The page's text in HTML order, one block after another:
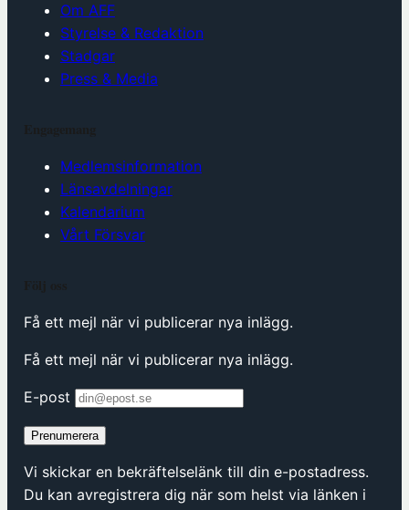
Om AFF
Styrelse & Redaktion
Stadgar
Press & Media
Medlemsinformation
Länsavdelningar
Kalendarium
Vårt Försvar
Få ett mejl när vi publicerar nya inlägg.
Få ett mejl när vi publicerar nya inlägg.
E-post
Prenumerera
Vi skickar en bekräftelselänk till din e-postadress.
Du kan avregistrera dig när som helst via länken i